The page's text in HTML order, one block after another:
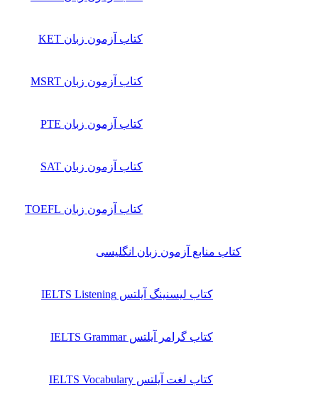
کتاب آزمون زبان KET
کتاب آزمون زبان MSRT
کتاب آزمون زبان PTE
کتاب آزمون زبان SAT
کتاب آزمون زبان TOEFL
کتاب منابع آزمون زبان انگلیسی
کتاب لیسنینگ آیلتس IELTS Listening
کتاب گرامر آیلتس IELTS Grammar
کتاب لغت آیلتس IELTS Vocabulary